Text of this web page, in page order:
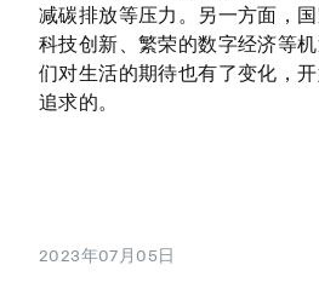
减碳排放等压力。另一方面，国
科技创新、繁荣的数字经济等
们对生活的期待也有了变化，
追求的。
2023年07月05日